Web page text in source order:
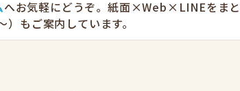
へお気軽にどうぞ。紙面×Web×LINEをまと
）もご案内しています。